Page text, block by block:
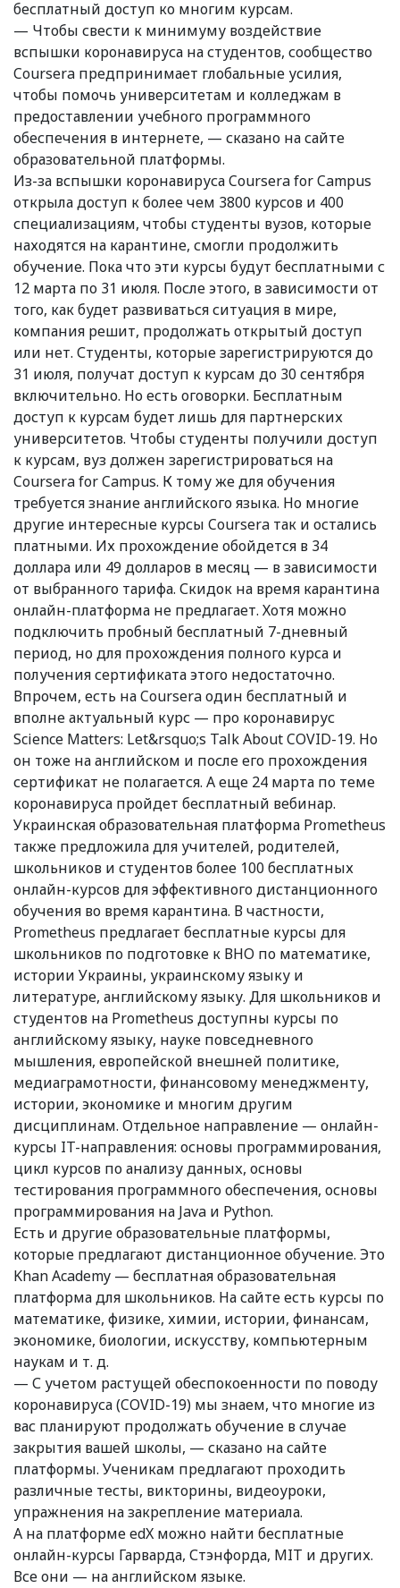
бесплатный доступ ко многим курсам.
— Чтобы свести к минимуму воздействие
вспышки коронавируса на студентов, сообщество
Coursera предпринимает глобальные усилия,
чтобы помочь университетам и колледжам в
предоставлении учебного программного
обеспечения в интернете, — сказано на сайте
образовательной платформы.
Из-за вспышки коронавируса Coursera for Campus
открыла доступ к более чем 3800 курсов и 400
специализациям, чтобы студенты вузов, которые
находятся на карантине, смогли продолжить
обучение. Пока что эти курсы будут бесплатными с
12 марта по 31 июля. После этого, в зависимости от
того, как будет развиваться ситуация в мире,
компания решит, продолжать открытый доступ
или нет. Студенты, которые зарегистрируются до
31 июля, получат доступ к курсам до 30 сентября
включительно. Но есть оговорки. Бесплатным
доступ к курсам будет лишь для партнерских
университетов. Чтобы студенты получили доступ
к курсам, вуз должен зарегистрироваться на
Coursera for Campus. К тому же для обучения
требуется знание английского языка. Но многие
другие интересные курсы Coursera так и остались
платными. Их прохождение обойдется в 34
доллара или 49 долларов в месяц — в зависимости
от выбранного тарифа. Скидок на время карантина
онлайн-платформа не предлагает. Хотя можно
подключить пробный бесплатный 7-дневный
период, но для прохождения полного курса и
получения сертификата этого недостаточно.
Впрочем, есть на Coursera один бесплатный и
вполне актуальный курс — про коронавирус
Science Matters: Let&rsquo;s Talk About COVID-19. Но
он тоже на английском и после его прохождения
сертификат не полагается. А еще 24 марта по теме
коронавируса пройдет бесплатный вебинар.
Украинская образовательная платформа Prometheus
также предложила для учителей, родителей,
школьников и студентов более 100 бесплатных
онлайн-курсов для эффективного дистанционного
обучения во время карантина. В частности,
Prometheus предлагает бесплатные курсы для
школьников по подготовке к ВНО по математике,
истории Украины, украинскому языку и
литературе, английскому языку. Для школьников и
студентов на Prometheus доступны курсы по
английскому языку, науке повседневного
мышления, европейской внешней политике,
медиаграмотности, финансовому менеджменту,
истории, экономике и многим другим
дисциплинам. Отдельное направление — онлайн-
курсы IT-направления: основы программирования,
цикл курсов по анализу данных, основы
тестирования программного обеспечения, основы
программирования на Java и Python.
Есть и другие образовательные платформы,
которые предлагают дистанционное обучение. Это
Khan Academy — бесплатная образовательная
платформа для школьников. На сайте есть курсы по
математике, физике, химии, истории, финансам,
экономике, биологии, искусству, компьютерным
наукам и т. д.
— С учетом растущей обеспокоенности по поводу
коронавируса (COVID-19) мы знаем, что многие из
вас планируют продолжать обучение в случае
закрытия вашей школы, — сказано на сайте
платформы. Ученикам предлагают проходить
различные тесты, викторины, видеоуроки,
упражнения на закрепление материала.
А на платформе edX можно найти бесплатные
онлайн-курсы Гарварда, Стэнфорда, MIT и других.
Все они — на английском языке.